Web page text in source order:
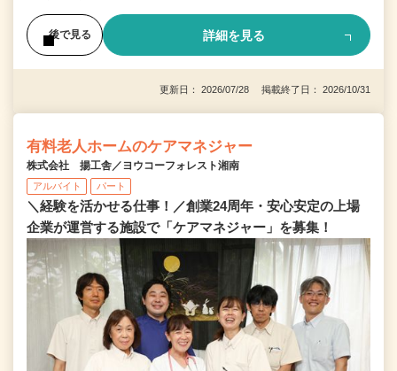
後で見る 詳細を見る
更新日： 2026/07/28 掲載終了日： 2026/10/31
有料老人ホームのケアマネジャー
株式会社 揚工舎／ヨウコーフォレスト湘南
アルバイト パート
＼経験を活かせる仕事！／創業24周年・安心安定の上場
企業が運営する施設で「ケアマネジャー」を募集！